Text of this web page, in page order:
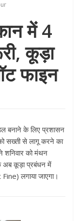
में 4
कूड़ा
फाइन
बनाने के लिए प्रशासन
सख्ती से लागू करने का
शनिवार को मंथन
अब कूड़ा प्रबंधन में
लगाया जाएगा।